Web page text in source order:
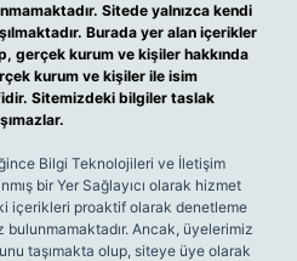
Sitede yalnızca kendi
Burada yer alan içerikler
gerçek kurum ve kişiler hakkında
kurum ve kişiler ile isim
Sitemizdeki bilgiler taslak
Bilgi Teknolojileri ve İletişim
bir Yer Sağlayıcı olarak hizmet
içerikleri proaktif olarak denetleme
Ancak, üyelerimiz
taşımakta olup, siteye üye olarak